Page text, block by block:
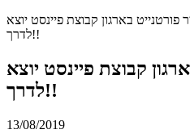
פורטנייט בארגון קבוצת פיינסט יוצא
לדרך!!
קבוצת פיינסט יוצא
לדרך!!
13/08/2019